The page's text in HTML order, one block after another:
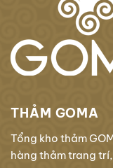
THẢM GOMA
Tổng kho thảm
hàng thảm trang